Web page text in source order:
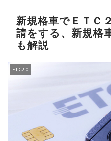
新規格車でＥＴＣ
請をする、新規格
も解説
ETC2.0